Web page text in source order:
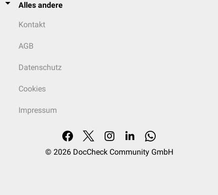
Alles andere
Kontakt
AGB
Datenschutz
Cookies
Impressum
© 2026 DocCheck Community GmbH